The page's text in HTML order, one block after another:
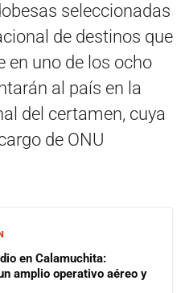
seleccionadas
de destinos que
en uno de los ocho
al país en la
del certamen, cuya
de ONU
en Calamuchita:
amplio operativo aéreo y